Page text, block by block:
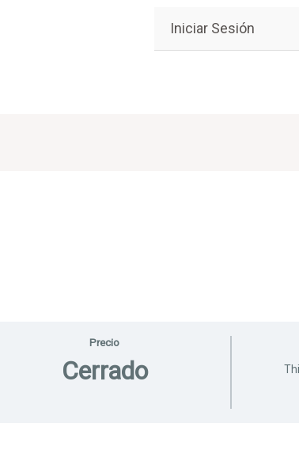
Iniciar Sesión
Precio
Cerrado